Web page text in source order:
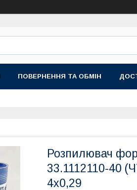
ПОВЕРНЕННЯ ТА ОБМІН
Розпилювач
33.1112110-40
4х0,29